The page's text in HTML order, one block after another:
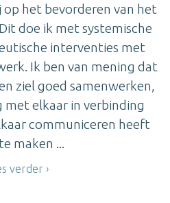
op het bevorderen van het
doe ik met systemische
interventies met
Ik ben van mening dat
ziel goed samenwerken,
met elkaar in verbinding
communiceren heeft
maken ...
verder